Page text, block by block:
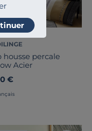
housse percale
Acier
€